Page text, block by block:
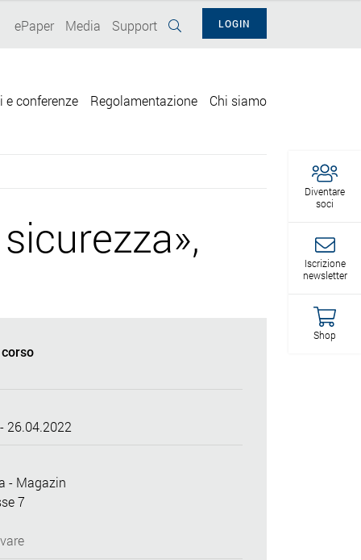
Diventare
soci
Iscrizione
newsletter
Shop
LOGIN
ePaper Media Support
e conferenze Regolamentazione Chi siamo
26.04.2022
- Magazin
7